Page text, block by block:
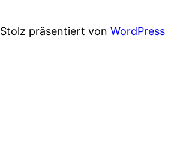
Stolz präsentiert von WordPress